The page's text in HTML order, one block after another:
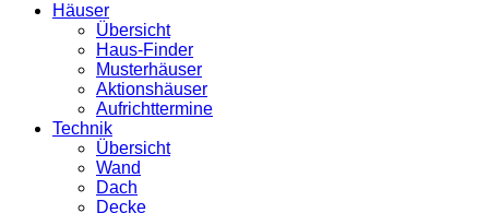
Häuser
Übersicht
Haus-Finder
Musterhäuser
Aktionshäuser
Aufrichttermine
Technik
Übersicht
Wand
Dach
Decke